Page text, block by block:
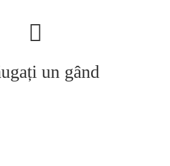
un gând